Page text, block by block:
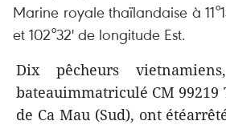
Marine royale thaïlandaise à
et 102°32' de longitude Est.
Dix pêcheurs
bateauimmatriculé CM 99219
de Ca Mau (Sud), ont